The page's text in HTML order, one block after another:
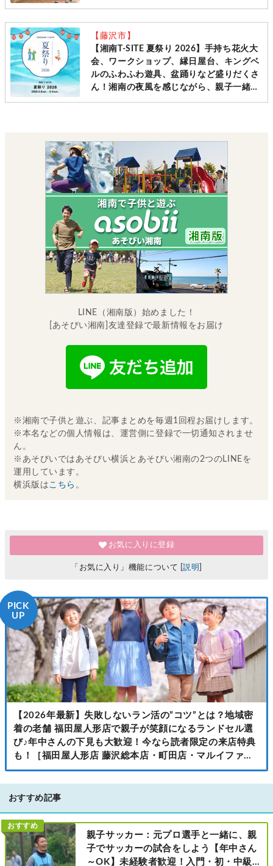
【藤沢市】
【湘南T-SITE 夏祭り 2026】手持ち花火大
会、ワークショップ、縁日屋台、キングベ
ルのふわふわ遊具、盆踊りなど盛りだくさ
ん！湘南の夜風を感じながら、親子一緒に
楽しい夏のひとときを。[8月8日(土)・9日
LINE（湘南版）始めました！
[あそびい湘南]友達登録で最新情報をお届け
※湘南で子供と遊ぶ、記事まとめを毎週1回程お届けします。
※本名などの個人情報は、運営側に登録で一切通知されませ
ん。
※あそびいではあそびい横浜とあそびい湘南の2つのLINEを
運用しています。
横浜版はこちら 。
お気に入りに登録
「お気に入り」機能について [説明
PICK
UP
【2026年最新】失敗しないラン活の”コツ”とは？地域密
着の老舗 福田屋人形店で親子が笑顔になるランドセル選
び♪年中さんの下見も大歓迎！今なら読者限定の来店特典
も！［福田屋人形店 藤沢総本店・町田店・マルイファミ
リー溝口店］
おすすめ記事
おすすめ
親子サッカー：元プロ選手と一緒に、親
子でサッカーの試合をしよう【年中さん
～OK】未経験者歓迎！入門・初・中級の